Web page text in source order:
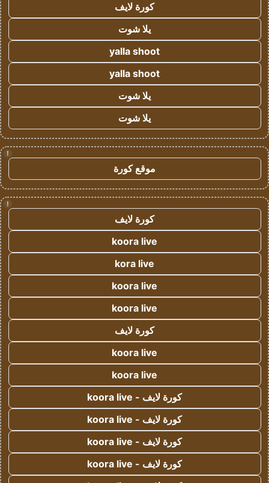
كورة لايف
يلا شوت
yalla shoot
yalla shoot
يلا شوت
يلا شوت
!
موقع كورة
!
كورة لايف
koora live
kora live
koora live
koora live
كورة لايف
koora live
koora live
كورة لايف - koora live
كورة لايف - koora live
كورة لايف - koora live
كورة لايف - koora live